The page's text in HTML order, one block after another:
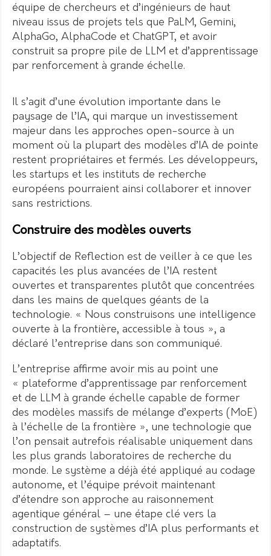
équipe de chercheurs et d’ingénieurs de haut
niveau issus de projets tels que PaLM, Gemini,
AlphaGo, AlphaCode et ChatGPT, et avoir
construit sa propre pile de LLM et d’apprentissage
par renforcement à grande échelle.
Il s’agit d’une évolution importante dans le
paysage de l’IA, qui marque un investissement
majeur dans les approches open-source à un
moment où la plupart des modèles d’IA de pointe
restent propriétaires et fermés. Les développeurs,
les startups et les instituts de recherche
européens pourraient ainsi collaborer et innover
sans restrictions.
Construire des modèles ouverts
L’objectif de Reflection est de veiller à ce que les
capacités les plus avancées de l’IA restent
ouvertes et transparentes plutôt que concentrées
dans les mains de quelques géants de la
technologie. « Nous construisons une intelligence
ouverte à la frontière, accessible à tous », a
déclaré l’entreprise dans son communiqué.
L’entreprise affirme avoir mis au point une
« plateforme d’apprentissage par renforcement
et de LLM à grande échelle capable de former
des modèles massifs de mélange d’experts (MoE)
à l’échelle de la frontière », une technologie que
l’on pensait autrefois réalisable uniquement dans
les plus grands laboratoires de recherche du
monde. Le système a déjà été appliqué au codage
autonome, et l’équipe prévoit maintenant
d’étendre son approche au raisonnement
agentique général – une étape clé vers la
construction de systèmes d’IA plus performants et
adaptatifs.